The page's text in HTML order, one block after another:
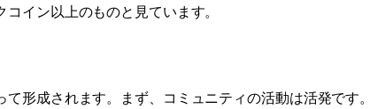
イン以上のものと見ています。
形成されます。まず、コミュニティの活動は活発です。